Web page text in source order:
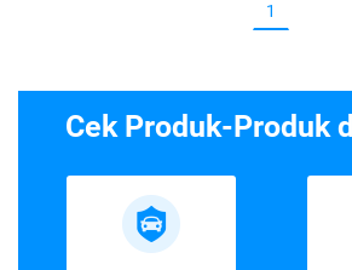
1
Cek Produk-Produk